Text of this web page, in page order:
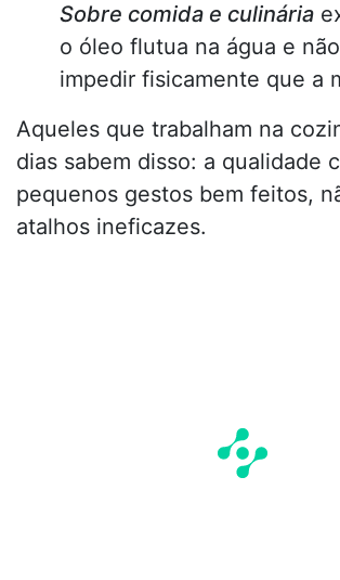
Sobre comida e culinária
o óleo flutua na água e
impedir fisicamente que a
Aqueles que trabalham na
dias sabem disso: a qualidade
pequenos gestos bem feitos,
atalhos ineficazes.